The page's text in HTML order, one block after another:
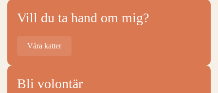
Vill du ta hand om mig?
Våra katter
Bli volontär